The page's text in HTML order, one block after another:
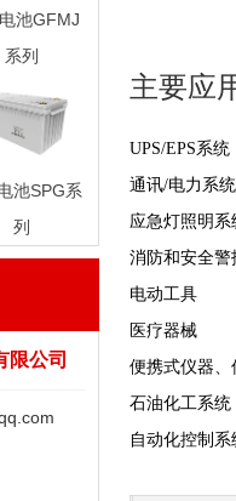
池GFMJ
系列
池SPG系
列
限公司
主要应
UPS/EPS系统
通讯/电力系统
应急灯照明系
消防和安全警
电动工具
医疗器械
便携式仪器、
石油化工系统
自动化控制系